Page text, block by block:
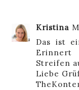
Kristina
Das ist
Erinnert
Streifen
Liebe